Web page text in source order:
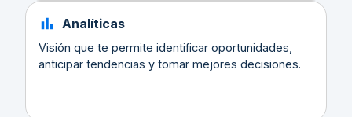
Analíticas
Visión que te permite identificar oportunidades,
anticipar tendencias y tomar mejores decisiones.